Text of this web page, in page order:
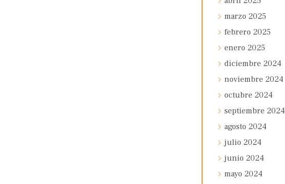
marzo 2025
febrero 2025
enero 2025
diciembre 2024
noviembre 2024
octubre 2024
septiembre 2024
agosto 2024
julio 2024
junio 2024
mayo 2024